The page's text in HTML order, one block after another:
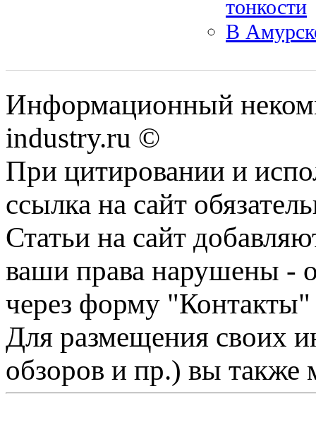
тонкости
В
Информационный
industry.ru ©
При цитировании и
ссылка на сайт
Статьи на сайт
ваши права нарушены -
через форму "Контакты"
Для размещения своих
обзоров и пр.) вы также